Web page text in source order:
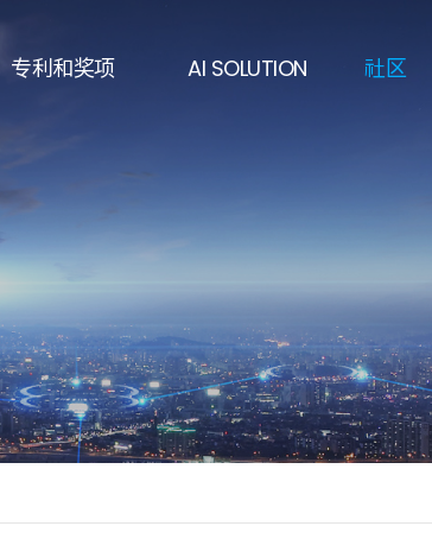
专利和奖项
主要认证
奖项
AI SOLUTION
增材制造AI
热工艺AI
制造决策 AI
社区
方向